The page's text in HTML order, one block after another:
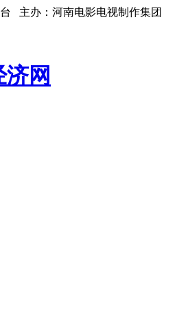
主办：河南电影电视制作集团